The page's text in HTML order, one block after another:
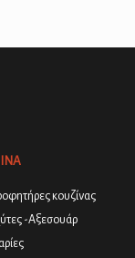
κουζίνας
-Αξεσουάρ